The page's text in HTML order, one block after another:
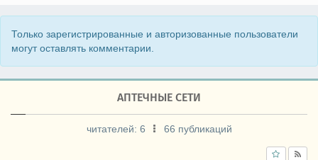
Только зарегистрированные и авторизованные пользователи
могут оставлять комментарии.
АПТЕЧНЫЕ СЕТИ
читателей: 6 66 публикаций